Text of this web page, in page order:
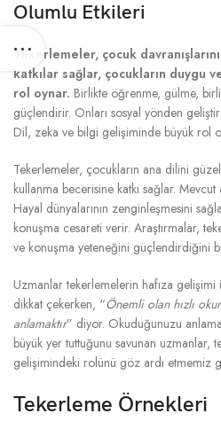
Olumlu Etkileri
Tekerlemeler, çocuk
katkılar sağlar, çocukların duygu
rol oynar. Birlikte öğrenme, gülme,
güçlendirir. Onları sosyal yönden
Dil, zeka ve bilgi gelişiminde büyük rol
Tekerlemeler, çocukların ana dilini
kullanma becerisine katkı sağlar.
Hayal dünyalarının zenginleşmesini
konuşma cesareti verir. Araştırmalar,
ve konuşma yeteneğini güçlendirdiğini
Uzmanlar tekerlemelerin hafıza
dikkat çekerken, “Önemli olan hızlı
anlamaktır” diyor. Okuduğunuzu
büyük yer tuttuğunu savunan uzmanlar,
gelişimindeki rolünü göz ardı etmemiz
Tekerleme Örnekleri